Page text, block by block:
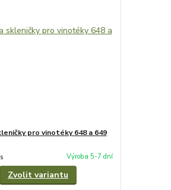
pro vinotéky 648 a 649
Výroba 5-7 dní
Zvolit variantu